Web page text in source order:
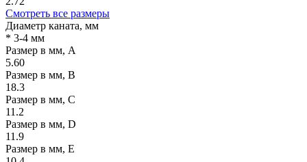
Смотреть все размеры
Диаметр каната, мм
* 3-4 мм
Размер в мм, A
5.60
Размер в мм, B
18.3
Размер в мм, C
11.2
Размер в мм, D
11.9
Размер в мм, E